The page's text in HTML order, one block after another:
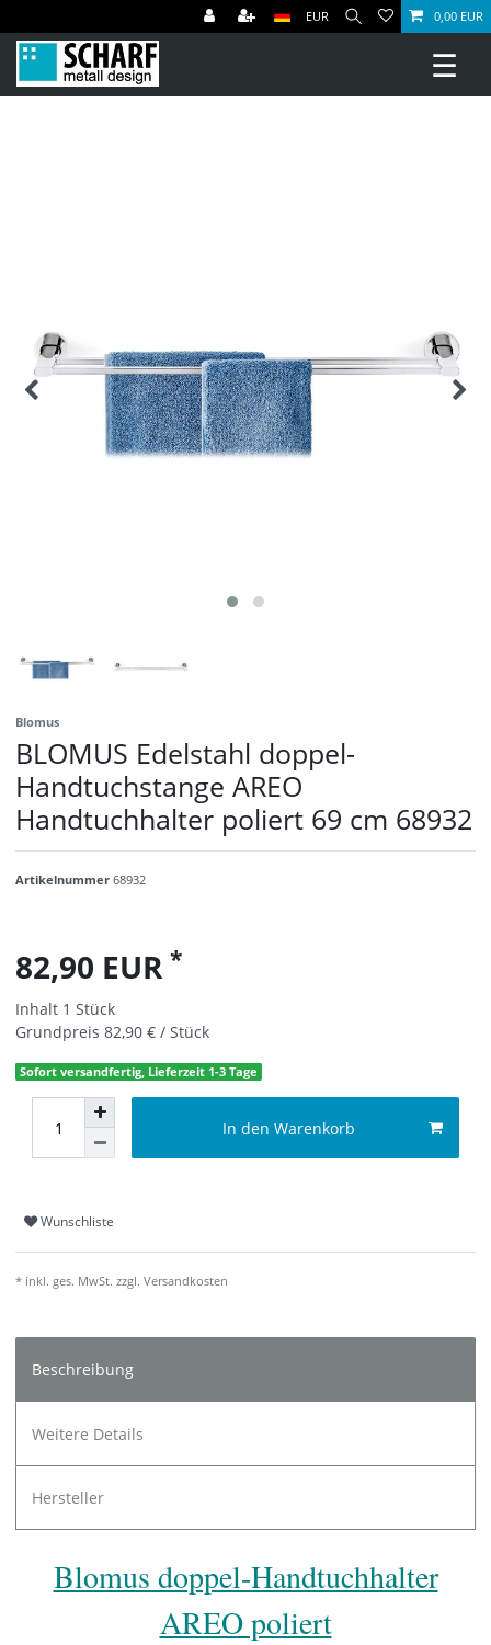
EUR 0,00 EUR
☰
Blomus
BLOMUS Edelstahl doppel-
Handtuchstange AREO
Handtuchhalter poliert 69 cm 68932
Artikelnummer 68932
82,90 EUR *
Inhalt 1 Stück
Grundpreis 82,90 € / Stück
Sofort versandfertig, Lieferzeit 1-3 Tage
In den Warenkorb
Wunschliste
* inkl. ges. MwSt. zzgl. Versandkosten
Beschreibung
Weitere Details
Hersteller
Blomus doppel-Handtuchhalter
AREO poliert